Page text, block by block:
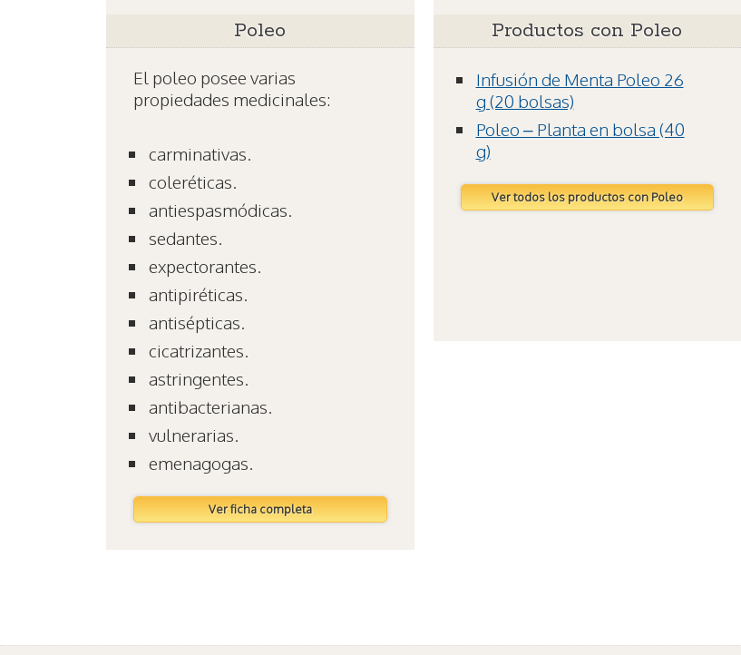
Poleo
El poleo posee varias
propiedades medicinales:
carminativas.
coleréticas.
antiespasmódicas.
sedantes.
expectorantes.
antipiréticas.
antisépticas.
cicatrizantes.
astringentes.
antibacterianas.
vulnerarias.
emenagogas.
Ver ficha completa
Productos con Poleo
Infusión de Menta Poleo 26
g (20 bolsas)
Poleo – Planta en bolsa (40
g)
Ver todos los productos con Poleo